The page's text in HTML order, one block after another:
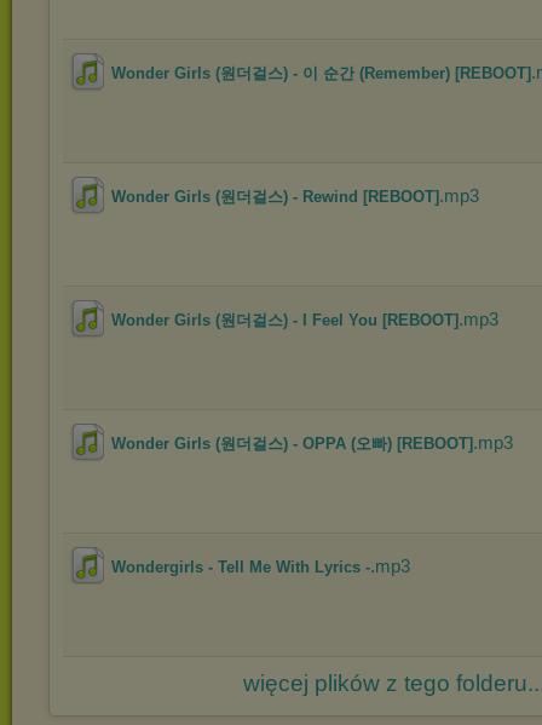
Wonder Girls (원더걸스) - 이 순간 (Remember) [REBOOT]
Wonder Girls (원더걸스) - Rewind [REBOOT] .mp3
Wonder Girls (원더걸스) - I Feel You [REBOOT] .mp3
Wonder Girls (원더걸스) - OPPA (오빠) [REBOOT] .mp3
Wondergirls - Tell Me With Lyrics -.mp3
więcej plików z tego